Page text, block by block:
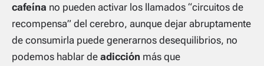
cafeína no pueden activar los llamados “circuitos de
recompensa” del cerebro, aunque dejar abruptamente
de consumirla puede generarnos desequilibrios, no
podemos hablar de adicción más que